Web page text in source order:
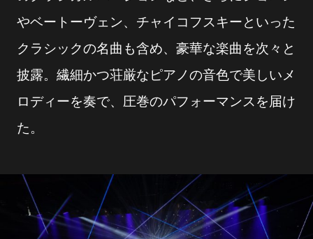
やベートーヴェン、チャイコフスキーといった
クラシックの名曲も含め、豪華な楽曲を次々と
披露。繊細かつ荘厳なピアノの音色で美しいメ
ロディーを奏で、圧巻のパフォーマンスを届け
た。